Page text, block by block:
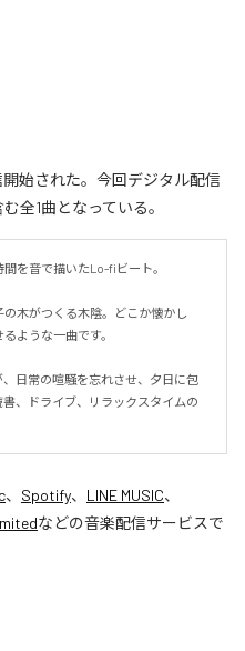
開始された。今回デジタル配信
全1曲となっている。
を音で描いたLo-fiビート。
木がつくる木陰。どこか懐かし
ような一曲です。
日常の喧騒を忘れさせ、夕日に包
、ドライブ、リラックスタイムの
、 Spotify、 LINE MUSIC、
などの音楽配信サービスで